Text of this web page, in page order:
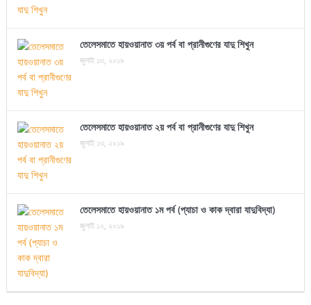
তেলেসমাতে হায়ওয়ানাত ৩য় পর্ব বা প্রানীগুণের যাদু শিখুন
জুলাই ১৩, ২০১৯
তেলেসমাতে হায়ওয়ানাত ২য় পর্ব বা প্রানীগুণের যাদু শিখুন
জুলাই ১৩, ২০১৯
তেলেসমাতে হায়ওয়ানাত ১ম পর্ব (প্যাচা ও কাক দ্বারা যাদুবিদ্যা)
জুলাই ১২, ২০১৯